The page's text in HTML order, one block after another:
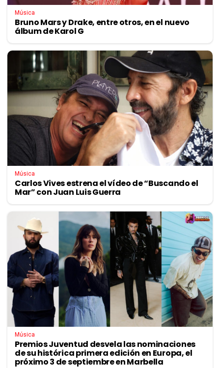
Música
Bruno Mars y Drake, entre otros, en el nuevo
álbum de Karol G
Música
Carlos Vives estrena el vídeo de “Buscando el
Mar” con Juan Luis Guerra
Música
Premios Juventud desvela las nominaciones
de su histórica primera edición en Europa, el
próximo 3 de septiembre en Marbella